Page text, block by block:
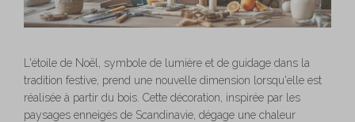
L'étoile de Noël, symbole de lumière et de guidage dans la
tradition festive, prend une nouvelle dimension lorsqu'elle est
réalisée à partir du bois. Cette décoration, inspirée par les
paysages enneigés de Scandinavie, dégage une chaleur